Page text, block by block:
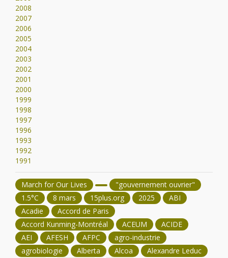
2008
2007
2006
2005
2004
2003
2002
2001
2000
1999
1998
1997
1996
1993
1992
1991
March for Our Lives
"gouvernement ouvrier"
1.5°C
8 mars 15plus.org 2025
ABI
Acadie
Accord de Paris
Accord Kunming-Montréal
ACEUM
ACIDE
AEI
AFESH AFPC
agro-industrie
agrobiologie
Alberta Alcoa
Alexandre Leduc